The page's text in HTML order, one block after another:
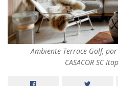
Ambiente Terrace Golf,
CASACOR SC